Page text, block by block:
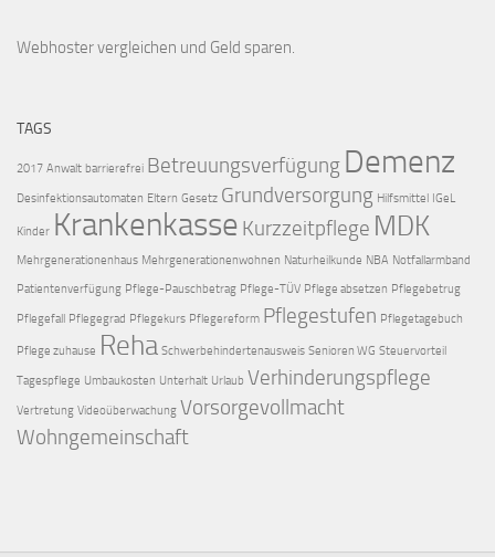
Webhoster vergleichen und Geld sparen.
TAGS
2017 Anwalt barrierefrei Betreuungsverfügung Demenz
Desinfektionsautomaten Eltern Gesetz Grundversorgung Hilfsmittel IGeL
Kinder Krankenkasse Kurzzeitpflege MDK
Mehrgenerationenhaus Mehrgenerationenwohnen Naturheilkunde NBA Notfallarmband
Patientenverfügung Pflege-Pauschbetrag Pflege-TÜV Pflege absetzen Pflegebetrug
Pflegefall Pflegegrad Pflegekurs Pflegereform Pflegestufen Pflegetagebuch
Pflege zuhause Reha Schwerbehindertenausweis Senioren WG Steuervorteil
Tagespflege Umbaukosten Unterhalt Urlaub Verhinderungspflege
Vertretung Videoüberwachung Vorsorgevollmacht
Wohngemeinschaft